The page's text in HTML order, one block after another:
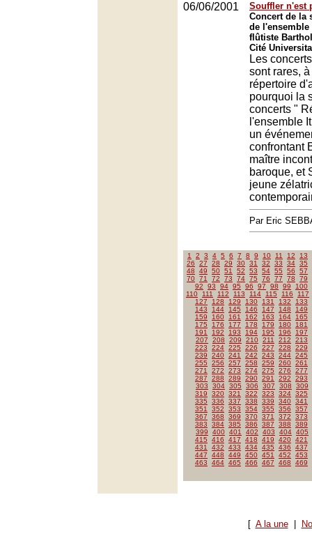
06/06/2001
Souffler n'est
Concert de la
de l'ensemble
flûtiste
Cité
Les
sont rares,
répertoire
pourquoi la
concerts "
l'ensemble
un
confrontant
maître
baroque, et
jeune
Par Eric
1 2 3 4 5 6 7 8 9 10 11 12
13
26
27 28 29 30 31 32 33 34 35
48
49 50 51 52 53 54 55 56
57
70 71 72 73 74 75 76 77 78
79
92
93 94 95 96 97 98 99
100
110
111 112 113 114 115 116
117
127
128 129 130 131 132
133
143
144 145 146 147 148
149
159
160 161 162 163 164
165
175
176 177 178 179 180
181
191
192 193 194 195 196
197
207
208 209 210 211 212
213
223
224 225 226 227 228
229
239
240 241 242 243 244 245
255
256 257 258 259 260 261
271
272 273 274 275 276
277
287
288 289 290 291 292
293
303
304 305 306 307 308
309
319
320 321 322 323 324 325
335
336 337 338 339 340 341
351
352 353 354 355 356
357
367
368 369 370 371 372
373
383
384 385 386 387 388
389
399
400 401 402 403 404 405
415
416 417 418 419 420 421
431
432 433 434 435 436
437
447
448 449 450 451 452
453
463
464 465 466 467 468 469
[ A la une|